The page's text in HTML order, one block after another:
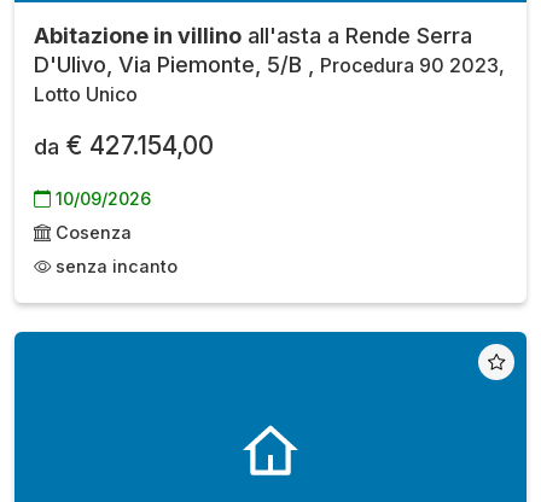
Abitazione in villino all'asta a Rende Serra
D'Ulivo, Via Piemonte, 5/B ,
Procedura 90 2023,
Lotto Unico
da € 427.154,00
10/09/2026
Cosenza
senza incanto